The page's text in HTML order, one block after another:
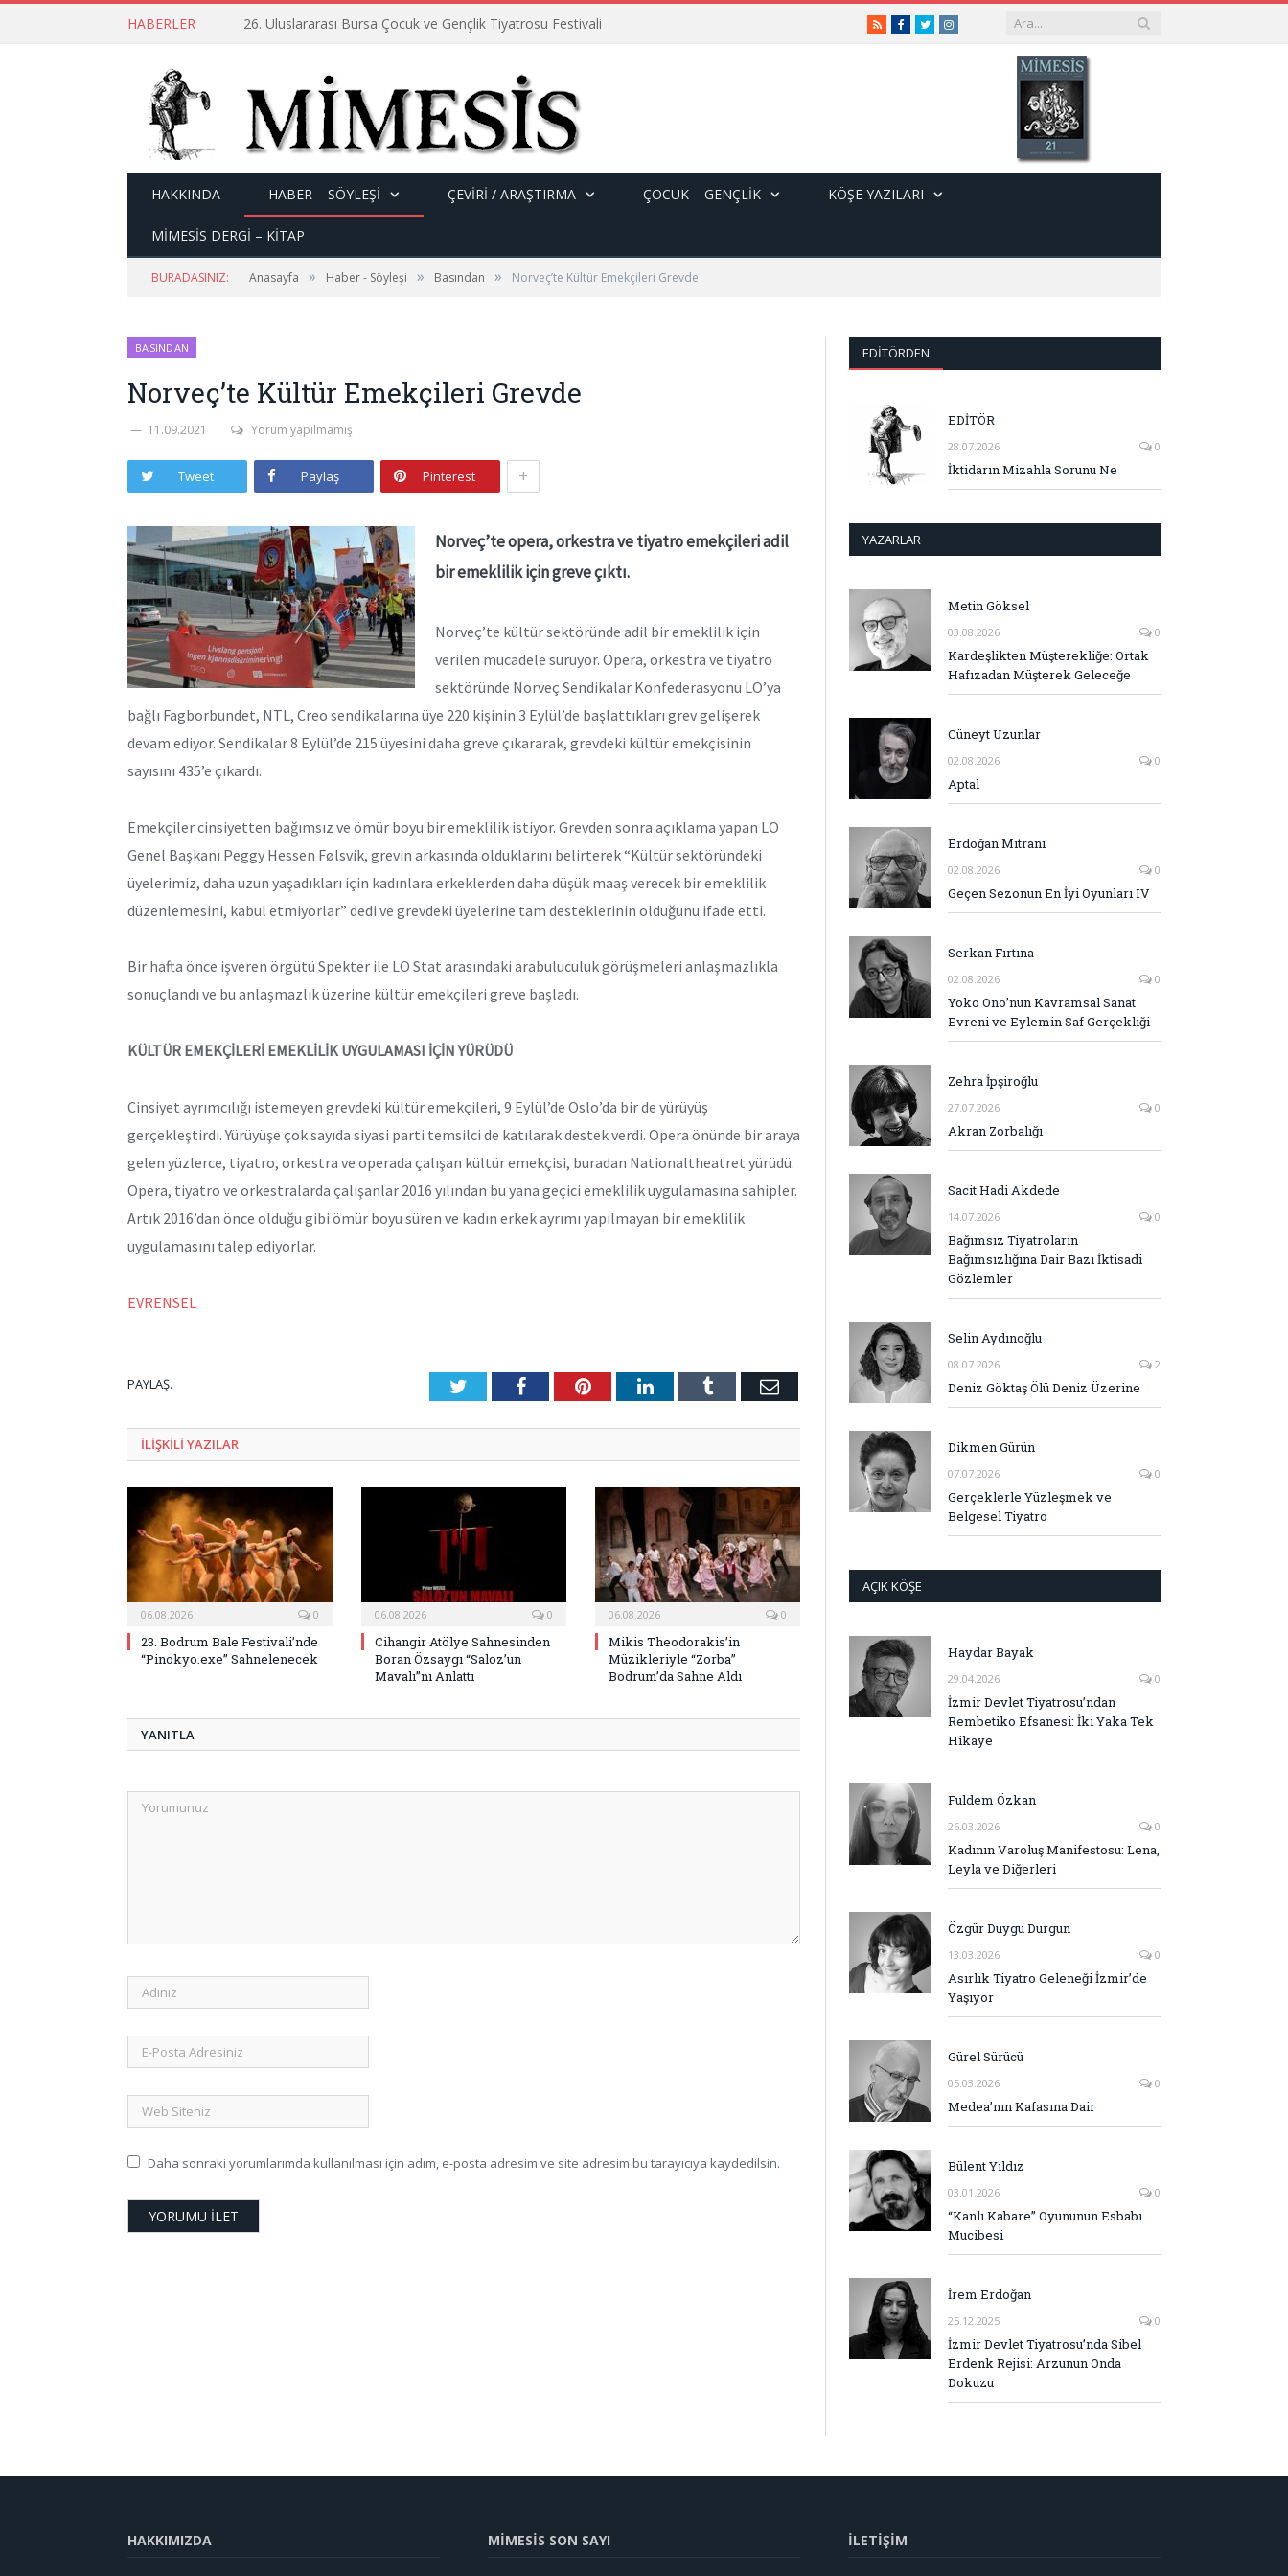
HABERLER 26. Uluslararası Bursa Çocuk ve Gençlik Tiyatrosu Festivali RSSFacebook
TwitterInstagram
HAKKINDA HABER – SÖYLEŞI ÇEVİRİ / ARAŞTIRMA ÇOCUK – GENÇLIK KÖŞE YAZILARI
MİMESİS DERGİ – KİTAP
BURADASINIZ: Anasayfa » Haber - Söyleşi » Basından » Norveç’te Kültür Emekçileri Grevde
BASINDAN
Norveç’te Kültür Emekçileri Grevde
11.09.2021 Yorum yapılmamış
Tweet Paylaş Pinterest +
Norveç’te opera, orkestra ve tiyatro emekçileri adil
bir emeklilik için greve çıktı.
Norveç’te kültür sektöründe adil bir emeklilik için
verilen mücadele sürüyor. Opera, orkestra ve tiyatro
sektöründe Norveç Sendikalar Konfederasyonu LO’ya
bağlı Fagborbundet, NTL, Creo sendikalarına üye 220 kişinin 3 Eylül’de başlattıkları grev gelişerek
devam ediyor. Sendikalar 8 Eylül’de 215 üyesini daha greve çıkararak, grevdeki kültür emekçisinin
sayısını 435’e çıkardı.
Emekçiler cinsiyetten bağımsız ve ömür boyu bir emeklilik istiyor. Grevden sonra açıklama yapan LO
Genel Başkanı Peggy Hessen Følsvik, grevin arkasında olduklarını belirterek “Kültür sektöründeki
üyelerimiz, daha uzun yaşadıkları için kadınlara erkeklerden daha düşük maaş verecek bir emeklilik
düzenlemesini, kabul etmiyorlar” dedi ve grevdeki üyelerine tam desteklerinin olduğunu ifade etti.
Bir hafta önce işveren örgütü Spekter ile LO Stat arasındaki arabuluculuk görüşmeleri anlaşmazlıkla
sonuçlandı ve bu anlaşmazlık üzerine kültür emekçileri greve başladı.
KÜLTÜR EMEKÇİLERİ EMEKLİLİK UYGULAMASI İÇİN YÜRÜDÜ
Cinsiyet ayrımcılığı istemeyen grevdeki kültür emekçileri, 9 Eylül’de Oslo’da bir de yürüyüş
gerçekleştirdi. Yürüyüşe çok sayıda siyasi parti temsilci de katılarak destek verdi. Opera önünde bir araya
gelen yüzlerce, tiyatro, orkestra ve operada çalışan kültür emekçisi, buradan Nationaltheatret yürüdü.
Opera, tiyatro ve orkestralarda çalışanlar 2016 yılından bu yana geçici emeklilik uygulamasına sahipler.
Artık 2016’dan önce olduğu gibi ömür boyu süren ve kadın erkek ayrımı yapılmayan bir emeklilik
uygulamasını talep ediyorlar.
EVRENSEL
PAYLAŞ. TwitterFacebookPinterestLinkedInTumblr E-
ILIŞKILI YAZILAR
06.08.2026 0
23. Bodrum Bale Festivali’nde
“Pinokyo.exe” Sahnelenecek
06.08.2026 0
Cihangir Atölye Sahnesinden
Boran Özsaygı “Saloz’un
Mavalı”nı Anlattı
06.08.2026 0
Mikis Theodorakis’in
Müzikleriyle “Zorba”
Bodrum’da Sahne Aldı
YANITLA
Daha sonraki yorumlarımda kullanılması için adım, e-posta adresim ve site adresim bu tarayıcıya kaydedilsin.
EDITÖRDEN
EDİTÖR
28.07.2026 0
İktidarın Mizahla Sorunu Ne
YAZARLAR
Metin Göksel
03.08.2026 0
Kardeşlikten Müşterekliğe: Ortak
Hafızadan Müşterek Geleceğe
Cüneyt Uzunlar
02.08.2026 0
Aptal
Erdoğan Mitrani
02.08.2026 0
Geçen Sezonun En İyi Oyunları IV
Serkan Fırtına
02.08.2026 0
Yoko Ono’nun Kavramsal Sanat
Evreni ve Eylemin Saf Gerçekliği
Zehra İpşiroğlu
27.07.2026 0
Akran Zorbalığı
Sacit Hadi Akdede
14.07.2026 0
Bağımsız Tiyatroların
Bağımsızlığına Dair Bazı İktisadi
Gözlemler
Selin Aydınoğlu
08.07.2026 2
Deniz Göktaş Ölü Deniz Üzerine
Dikmen Gürün
07.07.2026 0
Gerçeklerle Yüzleşmek ve
Belgesel Tiyatro
AÇIK KÖŞE
Haydar Bayak
29.04.2026 0
İzmir Devlet Tiyatrosu’ndan
Rembetiko Efsanesi: İki Yaka Tek
Hikaye
Fuldem Özkan
26.03.2026 0
Kadının Varoluş Manifestosu: Lena,
Leyla ve Diğerleri
Özgür Duygu Durgun
13.03.2026 0
Asırlık Tiyatro Geleneği İzmir’de
Yaşıyor
Gürel Sürücü
05.03.2026 0
Medea’nın Kafasına Dair
Bülent Yıldız
03.01.2026 0
“Kanlı Kabare” Oyununun Esbabı
Mucibesi
İrem Erdoğan
25.12.2025 0
İzmir Devlet Tiyatrosu’nda Sibel
Erdenk Rejisi: Arzunun Onda
Dokuzu
HAKKIMIZDA MİMESİS SON SAYI İLETİŞİM